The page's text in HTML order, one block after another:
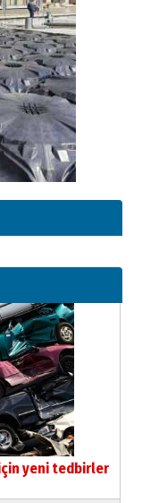
için yeni tedbirler